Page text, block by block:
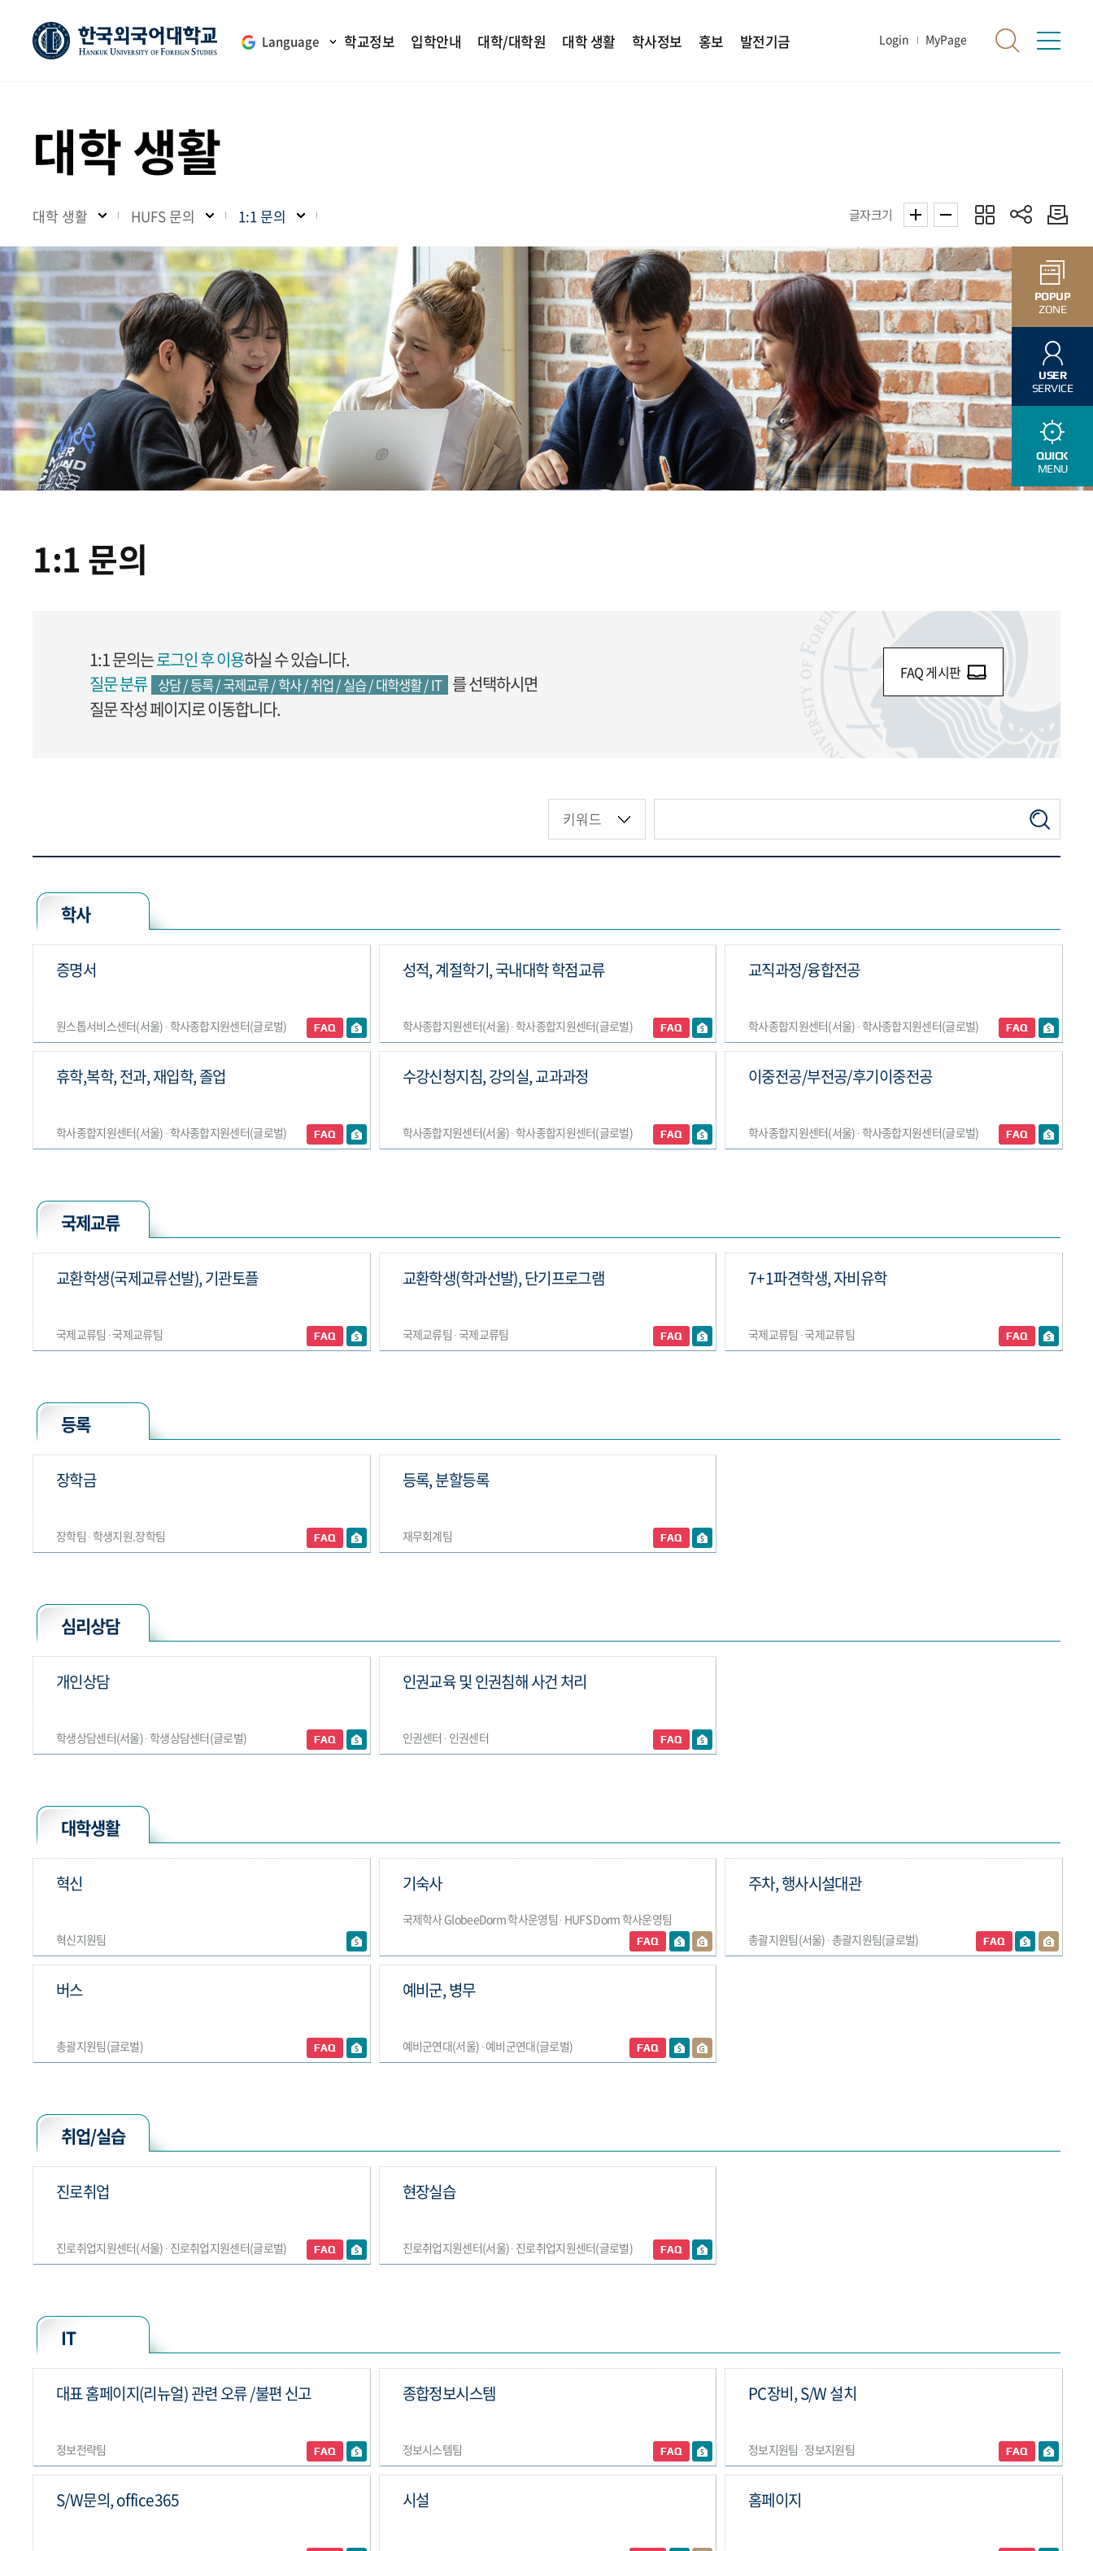
Language 학교정보 입학안내 대학/대학원 대학 생활 학사정보 홍보 발전기금 Login MyPage
POPUP
ZONE
USER
SERVICE
QUICK
MENU
대학 생활
대학 생활 HUFS 문의 1:1 문의 글자크기
1:1 문의
1:1 문의는로그인 후 이용하실 수 있습니다.
질문 분류 상담 / 등록 / 국제교류 / 학사 / 취업 / 실습 / 대학생활 / IT 를 선택하시면
질문 작성 페이지로 이동합니다.
FAQ 게시판
학사
원스톱서비스센터(서울) ∙ 학사종합지원센터(글로벌)
증명서
학사종합지원센터(서울) ∙ 학사종합지원센터(글로벌)
성적, 계절학기, 국내대학 학점교류
학사종합지원센터(서울) ∙ 학사종합지원센터(글로벌)
교직과정/융합전공
학사종합지원센터(서울) ∙ 학사종합지원센터(글로벌)
휴학,복학, 전과, 재입학, 졸업
학사종합지원센터(서울) ∙ 학사종합지원센터(글로벌)
수강신청지침, 강의실, 교과과정
학사종합지원센터(서울) ∙ 학사종합지원센터(글로벌)
이중전공/부전공/후기이중전공
국제교류
국제교류팀 ∙ 국제교류팀
교환학생(국제교류선발), 기관토플
국제교류팀 ∙ 국제교류팀
교환학생(학과선발), 단기프로그램
국제교류팀 ∙ 국제교류팀
7+1파견학생, 자비유학
등록
장학팀 ∙ 학생지원.장학팀
장학금
재무회계팀
등록, 분할등록
심리상담
학생상담센터(서울) ∙ 학생상담센터(글로벌)
개인상담
인권센터 ∙ 인권센터
인권교육 및 인권침해 사건 처리
대학생활
혁신지원팀
혁신
국제학사 GlobeeDorm 학사운영팀 ∙ HUFS Dorm 학사운영팀
기숙사
총괄지원팀(서울) ∙ 총괄지원팀(글로벌)
주차, 행사시설대관
총괄지원팀(글로벌)
버스
예비군연대(서울) ∙ 예비군연대(글로벌)
예비군, 병무
취업/실습
진로취업지원센터(서울) ∙ 진로취업지원센터(글로벌)
진로취업
진로취업지원센터(서울) ∙ 진로취업지원센터(글로벌)
현장실습
IT
정보전략팀
대표 홈페이지(리뉴얼) 관련 오류 /불편 신고
정보시스템팀
종합정보시스템
정보지원팀 ∙ 정보지원팀
PC장비, S/W 설치
S/W문의, office365 시설 홈페이지